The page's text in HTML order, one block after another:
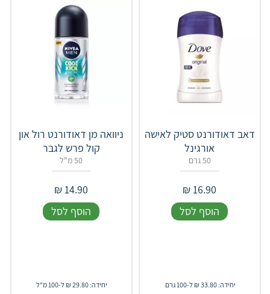
דאב דאודורנט סטיק לאישה
אורגינל
50 גרם
16.90
₪
הוסף לסל
יחידה: 33.80 ₪ ל-100 גרם
ניוואה מן דאודורנט רול און
קול פרש לגבר
50 מ"ל
14.90
₪
הוסף לסל
יחידה: 29.80 ₪ ל-100 מ"ל